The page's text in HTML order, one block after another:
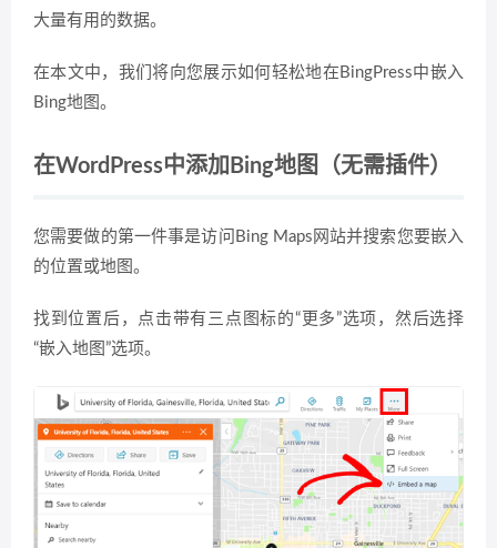
大量有用的数据。
在本文中，我们将向您展示如何轻松地在BingPress中嵌入
Bing地图。
在WordPress中添加Bing地图（无需插件）
您需要做的第一件事是访问Bing Maps网站并搜索您要嵌入
的位置或地图。
找到位置后，点击带有三点图标的“更多”选项，然后选择
“嵌入地图”选项。